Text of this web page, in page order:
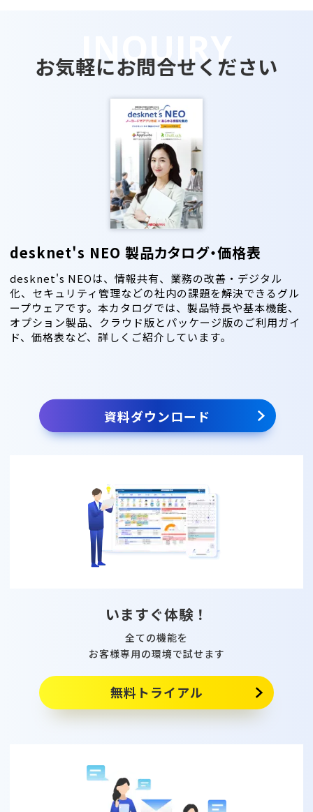
お気軽にお問合せください
desknet's NEO 製品カタログ・価格表
desknet's NEOは、情報共有、業務の改善・デジタル
化、セキュリティ管理などの社内の課題を解決できるグル
ープウェアです。本カタログでは、製品特長や基本機能、
オプション製品、クラウド版とパッケージ版のご利用ガイ
ド、価格表など、詳しくご紹介しています。
資料ダウンロード
いますぐ体験！
全ての機能を
お客様専用の環境で試せます
無料トライアル